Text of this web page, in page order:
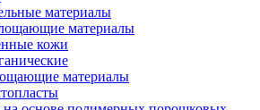
материалы
материалы
кожи
материалы